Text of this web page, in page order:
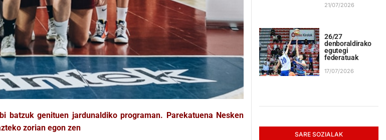
batzuk genituen jardunaldiko programan. Parekatuena Nesken
zorian egon zen
21/07/2026
26/27
denboraldirako
egutegi
federatuak
17/07/2026
SARE SOZIALAK